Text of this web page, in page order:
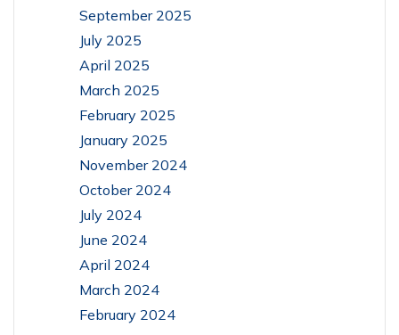
September 2025
July 2025
April 2025
March 2025
February 2025
January 2025
November 2024
October 2024
July 2024
June 2024
April 2024
March 2024
February 2024